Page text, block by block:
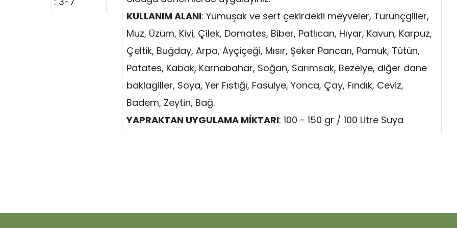
KULLANIM ALANI: Yumuşak ve sert çekirdekli meyveler, Turunçgiller,
Muz, Üzüm, Kivi, Çilek, Domates, Biber, Patlıcan, Hıyar, Kavun, Karpuz,
Çeltik, Buğday, Arpa, Ayçiçeği, Mısır, Şeker Pancarı, Pamuk, Tütün,
Patates, Kabak, Karnabahar, Soğan, Sarımsak, Bezelye, diğer dane
baklagiller, Soya, Yer Fıstığı, Fasulye, Yonca, Çay, Fındık, Ceviz,
Badem, Zeytin, Bağ.
YAPRAKTAN UYGULAMA MİKTARI: 100 - 150 gr / 100 Litre Suya